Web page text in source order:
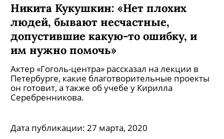
Никита Кукушкин: «Нет плохих
людей, бывают несчастные,
допустившие какую-то ошибку, и
им нужно помочь»
Актер «Гоголь-центра» рассказал на лекции в
Петербурге, какие благотворительные проекты
он готовит, а также об учебе у Кирилла
Серебренникова.
Дата публикации: 27 марта, 2020